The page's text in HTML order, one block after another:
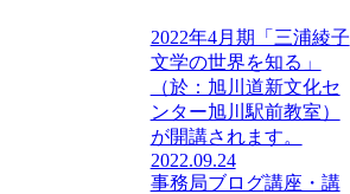
2022年4月期「三浦綾子
文学の世界を知る」
（於：旭川道新文化セ
ンター旭川駅前教室）
が開講されます。
2022.09.24
事務局ブログ講座・講